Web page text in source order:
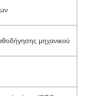
μηχανικού